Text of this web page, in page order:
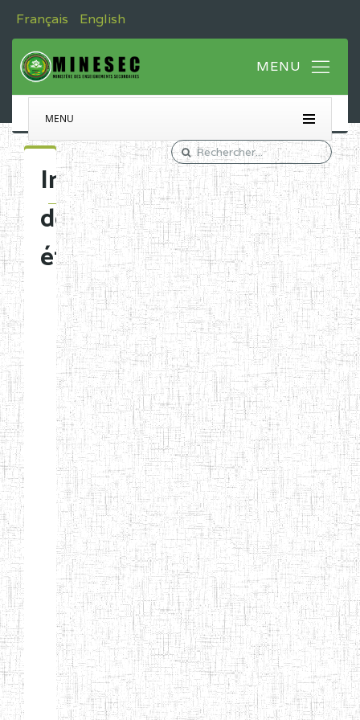
Français English
MENU
Immatriculation
des
établissements
Etablissements
d'enseignement
normal
ENI
Chercher:
Effacer les filtres
Denomination
Type